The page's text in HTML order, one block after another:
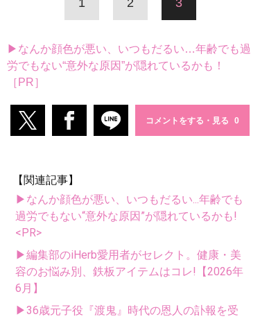
1 2 3
▶なんか顔色が悪い、いつもだるい…年齢でも過
労でもない“意外な原因”が隠れているかも！
［PR］
コメントをする・見る
【関連記事】
▶なんか顔色が悪い、いつもだるい...年齢でも
過労でもない“意外な原因”が隠れているかも!
<PR>
▶編集部のiHerb愛用者がセレクト。健康・美
容のお悩み別、鉄板アイテムはコレ!【2026年
6月】
▶36歳元子役『渡鬼』時代の恩人の訃報を受